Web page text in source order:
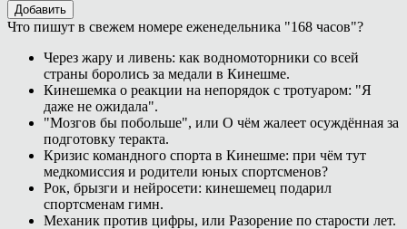
Добавить
Что пишут в свежем номере еженедельника "168 часов"?
Через жару и ливень: как водномоторники со всей
страны боролись за медали в Кинешме.
Кинешемка о реакции на непорядок с тротуаром: "Я
даже не ожидала".
"Мозгов бы побольше", или О чём жалеет осуждённая за
подготовку теракта.
Кризис командного спорта в Кинешме: при чём тут
медкомиссия и родители юных спортсменов?
Рок, брызги и нейросети: кинешемец подарил
спортсменам гимн.
Механик против цифры, или Разорение по старости лет.